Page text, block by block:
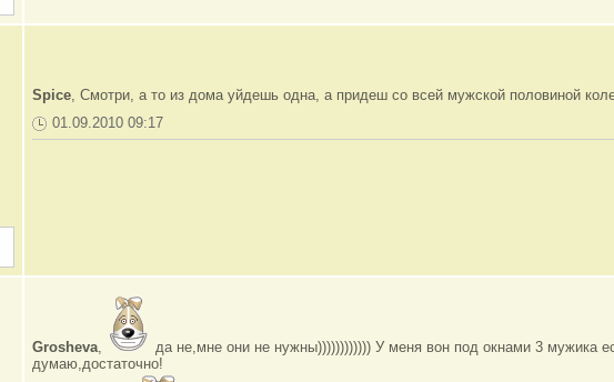
Spice, Смотри, а то из дома уйдешь одна, а придеш со всей мужской половиной
01.09.2010 09:17
Grosheva, да не,мне они не нужны)))))))))))) У меня вон под окнами 3 мужика
думаю,достаточно!